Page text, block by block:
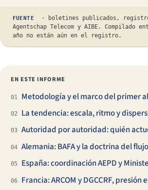
FUENTE
· boletines publicados,
Agentschap Telecom y AIBE.
año no están aún en el registro.
EN ESTE INFORME
01 Metodología y el marco del primer
02 La tendencia: escala, ritmo y
03 Autoridad por autoridad: quién
04 Alemania: BAFA y la doctrina del
05 España: coordinación AEPD y
06 Francia: ARCOM y DGCCRF, presión